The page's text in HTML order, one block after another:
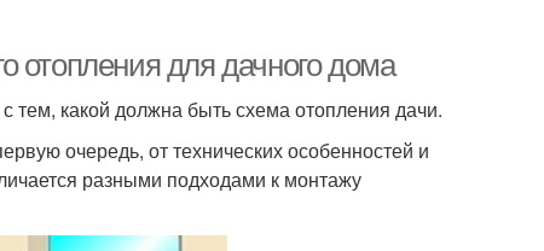
отопления для дачного дома
тем, какой должна быть схема отопления дачи.
очередь, от технических особенностей и
разными подходами к монтажу